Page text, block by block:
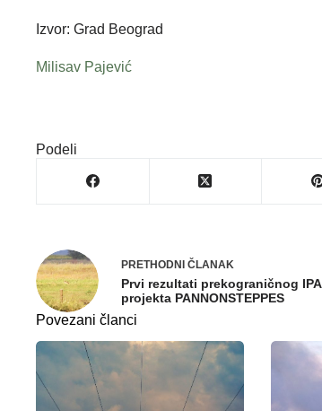
Izvor: Grad Beograd
Milisav Pajević
Podeli
PRETHODNI ČLANAK
Prvi rezultati prekograničnog IPA
projekta PANNONSTEPPES
Povezani članci